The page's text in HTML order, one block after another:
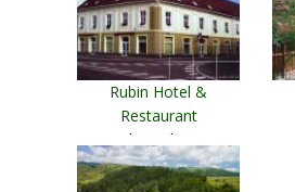
Rubin Hotel &
Restaurant
Gheorgheni